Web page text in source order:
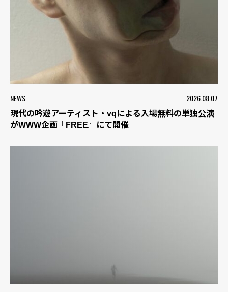
NEWS 2026.08.07
現代の吟遊アーティスト・vqによる入場無料の単独公演
がWWW企画『FREE』にて開催